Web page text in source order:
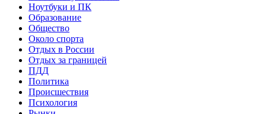
Ноутбуки и ПК
Образование
Общество
Около спорта
Отдых в России
Отдых за границей
ПДД
Политика
Происшествия
Психология